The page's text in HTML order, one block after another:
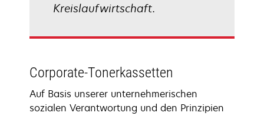
Kreislaufwirtschaft.
Corporate-Tonerkassetten
Auf Basis unserer unternehmerischen
sozialen Verantwortung und den Prinzipien